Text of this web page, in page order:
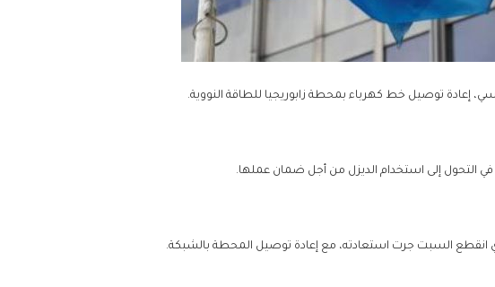
إعادة توصيل خط كهرباء بمحطة زابوريجيا للطاقة النووية.
التحول إلى استخدام الديزل من أجل ضمان عملها.
انقطع السبت جرت استعادته، مع إعادة توصيل المحطة بالشبكة.